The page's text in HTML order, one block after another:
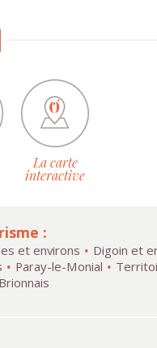
La carte
interactive
:
et environs
Digoin et
Paray-le-Monial